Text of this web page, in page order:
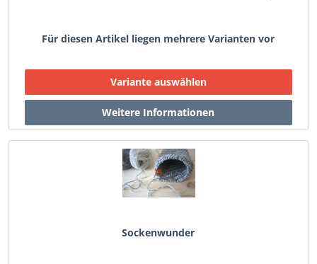
Für diesen Artikel liegen mehrere Varianten vor
Sockenwunder